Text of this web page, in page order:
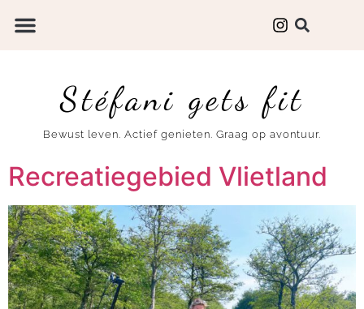
Stéfani gets fit
Bewust leven. Actief genieten. Graag op avontuur.
Recreatiegebied Vlietland